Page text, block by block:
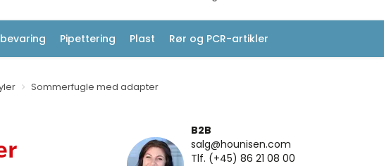
Pipettering Plast Rør og PCR-artikler
Sommerfugle med adapter
B2B
salg@hounisen.com
Tlf. (+45) 86 21 08 00